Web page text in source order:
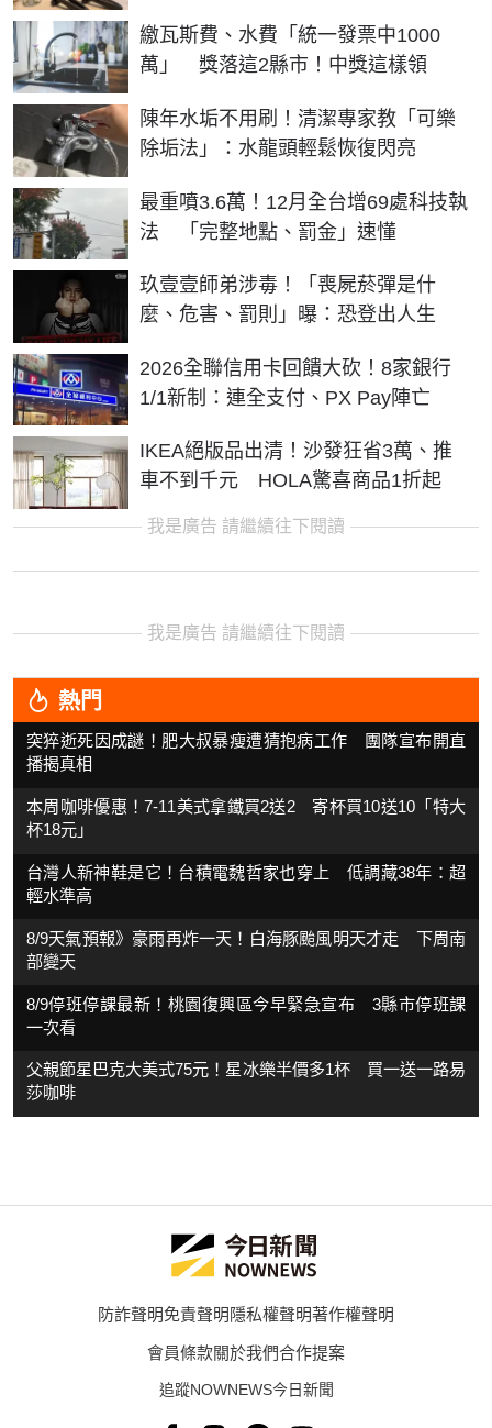
繳瓦斯費、水費「統一發票中1000
萬」 獎落這2縣市！中獎這樣領
陳年水垢不用刷！清潔專家教「可樂
除垢法」：水龍頭輕鬆恢復閃亮
最重噴3.6萬！12月全台增69處科技執
法 「完整地點、罰金」速懂
玖壹壹師弟涉毒！「喪屍菸彈是什
麼、危害、罰則」曝：恐登出人生
2026全聯信用卡回饋大砍！8家銀行
1/1新制：連全支付、PX Pay陣亡
IKEA絕版品出清！沙發狂省3萬、推
車不到千元 HOLA驚喜商品1折起
我是廣告 請繼續往下閱讀
我是廣告 請繼續往下閱讀
熱門
突猝逝死因成謎！肥大叔暴瘦遭猜抱病工作 團隊宣布開直
播揭真相
本周咖啡優惠！7-11美式拿鐵買2送2 寄杯買10送10「特大
杯18元」
台灣人新神鞋是它！台積電魏哲家也穿上 低調藏38年：超
輕水準高
8/9天氣預報》豪雨再炸一天！白海豚颱風明天才走 下周南
部變天
8/9停班停課最新！桃園復興區今早緊急宣布 3縣市停班課
一次看
父親節星巴克大美式75元！星冰樂半價多1杯 買一送一路易
莎咖啡
防詐聲明免責聲明隱私權聲明著作權聲明
會員條款關於我們合作提案
追蹤NOWNEWS今日新聞